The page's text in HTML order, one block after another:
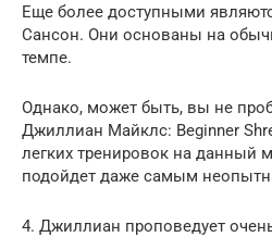
Еще более доступными
Сансон. Они основаны на
темпе.
Однако, может быть, вы не
Джиллиан Майклс: Beginner
легких тренировок на данный
подойдет даже самым
4. Джиллиан проповедует